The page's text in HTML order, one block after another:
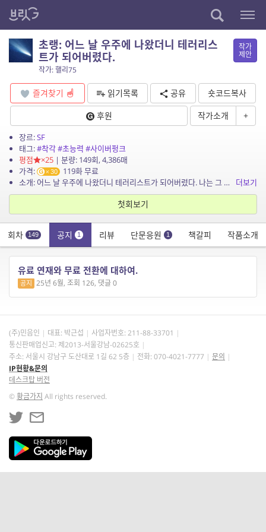
초랭: 어느 날 우주에 나왔더니 테러리스
트가 되어버렸다.
작가: 핼리75
작가
제안
즐겨찾기 읽기목록 공유
숏코드복사
후원
작가소개 +
장르:SF
태그:#착각#초능력 #사이버펑크
평점
×25| 분량: 149회, 4,386매
가격:
30
119화 무료
소개: 어느 날 우주에 나왔더니 테러리스트가 되어버렸다. 나는 그 무엇도 기억나지 않는다, 도대체 어떻게 된 걸까? 병원에서 만난 의사, 형사, 그리고 정체불명의 인물들까지 모두가 내가 ...
더보기
첫회보기
회차 149 공지 1 리뷰 단문응원 1 책갈피 작품소개
유료 연재와 무료 전환에 대하여.
공지 25년 6월, 조회 126, 댓글 0
(주)민음인 대표: 박근섭 사업자번호: 211-88-33701
통신판매업신고: 제2013-서울강남-02625호
주소: 서울시 강남구 도산대로 1길 62 5층
전화: 070-4021-7777
문의
IP현황&문의
데스크탑 버전
©황금가지 All rights reserved.